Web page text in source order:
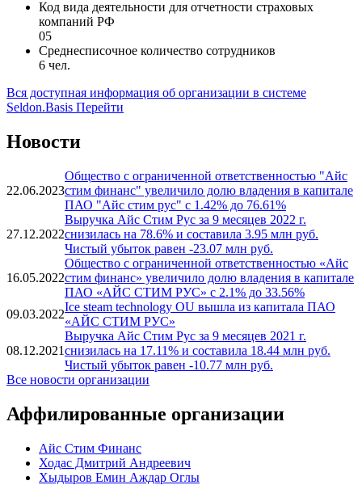
Код вида деятельности для отчетности страховых
компаний РФ
05
Среднесписочное количество сотрудников
6 чел.
Вся доступная информация об организации в системе
Seldon.Basis Перейти
Новости
22.06.2023
Общество с ограниченной ответственностью "Айс
стим финанс" увеличило долю владения в капитале
ПАО "Айс стим рус" с 1.42% до 76.61%
27.12.2022
Выручка Айс Стим Рус за 9 месяцев 2022 г.
снизилась на 78.6% и составила 3.95 млн руб.
Чистый убыток равен -23.07 млн руб.
16.05.2022
Общество с ограниченной ответственностью «Айс
стим финанс» увеличило долю владения в капитале
ПАО «АЙС СТИМ РУС» с 2.1% до 33.56%
09.03.2022
Ice steam technology OU вышла из капитала ПАО
«АЙС СТИМ РУС»
08.12.2021
Выручка Айс Стим Рус за 9 месяцев 2021 г.
снизилась на 17.11% и составила 18.44 млн руб.
Чистый убыток равен -10.77 млн руб.
Все новости организации
Аффилированные организации
Айс Стим Финанс
Ходас Дмитрий Андреевич
Хыдыров Емин Аждар Оглы